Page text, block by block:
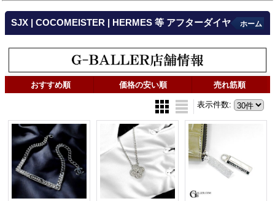
SJX | COCOMEISTER | HERMES 等 アフターダイヤ ホーム
おすすめ順 価格の安い順 売れ筋順
表示件数: